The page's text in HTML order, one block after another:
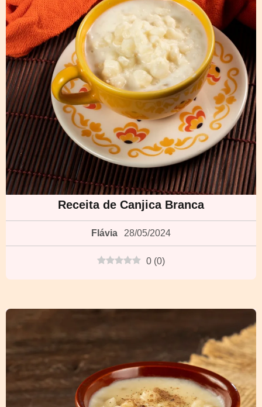
Receita de Canjica Branca
Flávia 28/05/2024
0 (0)